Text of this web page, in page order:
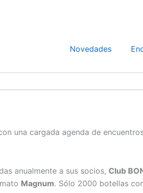
Novedades
una cargada agenda de
anualmente a sus socios, Club
Magnum. Sólo 2000 botellas